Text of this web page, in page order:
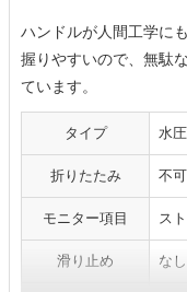
ハンドルが人間工学に
握りやすいので、無駄
ています。
タイプ 水
折りたたみ 不可
モニター項目 ス
滑り止め なし